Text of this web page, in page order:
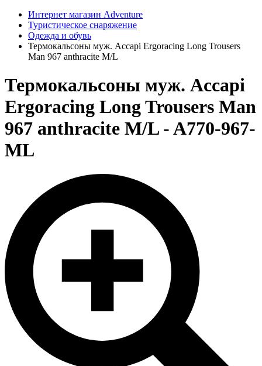
Интернет магазин Adventure
Туристическое снаряжение
Одежда и обувь
Термокальсоны муж. Accapi Ergoracing Long Trousers
Man 967 anthracite M/L
Термокальсоны муж. Accapi
Ergoracing Long Trousers Man
967 anthracite M/L - A770-967-
ML